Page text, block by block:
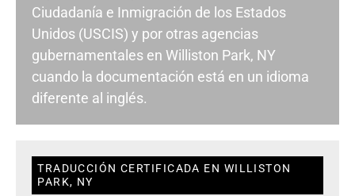
Ciudadanía e Inmigración de los Estados
Unidos (USCIS) y por otras agencias
gubernamentales en Williston Park, NY
cuando la documentación está en un idioma
diferente al inglés.
TRADUCCIÓN CERTIFICADA EN WILLISTON
PARK, NY